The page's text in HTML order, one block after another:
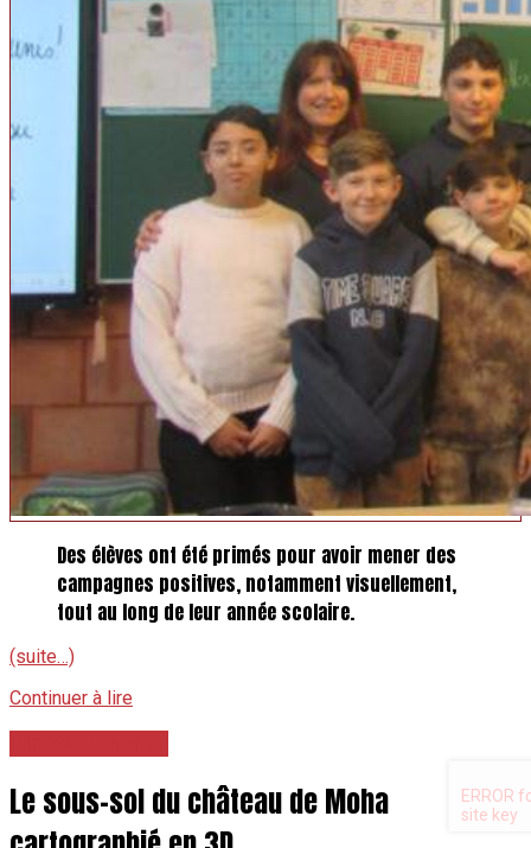
Des élèves ont été primés pour avoir mener des
campagnes positives, notamment visuellement,
tout au long de leur année scolaire.
(suite…)
Continuer à lire
Le sous-sol du château de Moha